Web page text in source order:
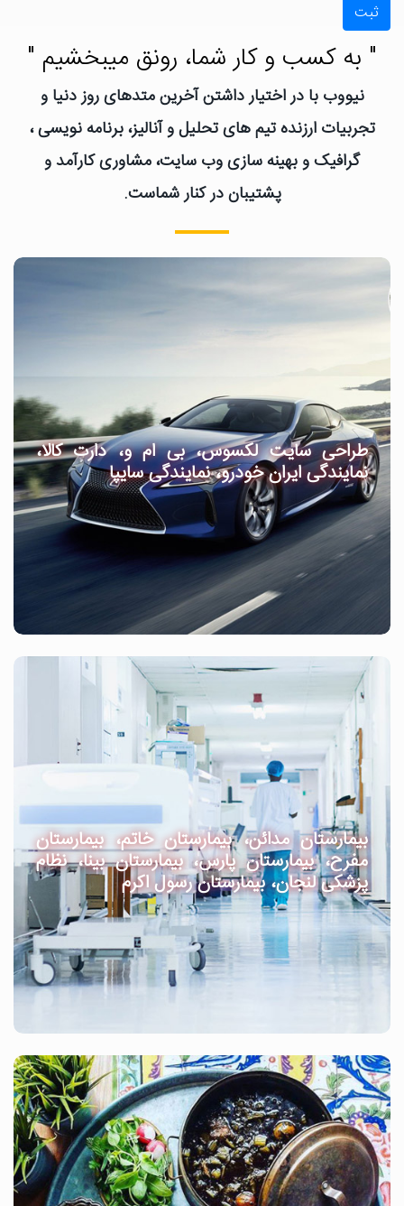
ثبت
" به کسب و کار شما، رونق میبخشیم "
نیووب با در اختیار داشتن آخرین متدهای روز دنیا و
تجربیات ارزنده تیم های تحلیل و آنالیز، برنامه نویسی ،
گرافیک و بهینه سازی وب سایت، مشاوری کارآمد و
پشتیبان در کنار شماست.
طراحی سایت لکسوس، بی ام و، دارت کالا،
نمایندگی ایران خودرو، نمایندگی سایپا
بیمارستان مدائن، بیمارستان خاتم، بیمارستان
مفرح، بیمارستان پارس، بیمارستان بینا، نظام
پزشکی لنجان، بیمارستان رسول اکرم